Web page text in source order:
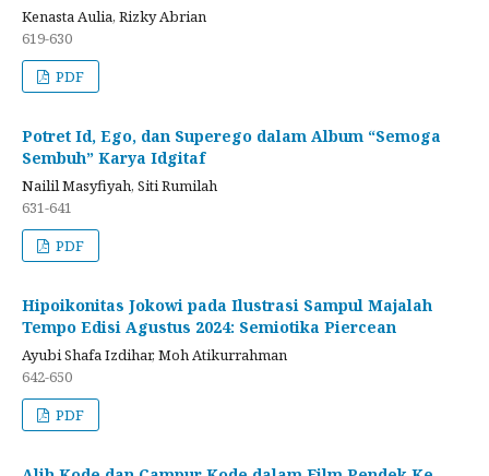
Kenasta Aulia, Rizky Abrian
619-630
PDF
Potret Id, Ego, dan Superego dalam Album “Semoga
Sembuh” Karya Idgitaf
Nailil Masyfiyah, Siti Rumilah
631-641
PDF
Hipoikonitas Jokowi pada Ilustrasi Sampul Majalah
Tempo Edisi Agustus 2024: Semiotika Piercean
Ayubi Shafa Izdihar, Moh Atikurrahman
642-650
PDF